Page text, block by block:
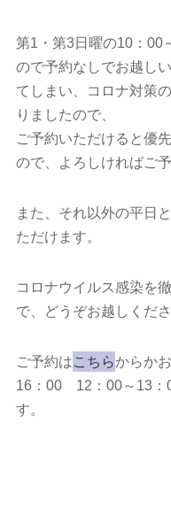
第1・第3日曜の10：00
ので予約なしでお越し
てしまい、コロナ対策
りましたので、
ご予約いただけると優
ので、よろしければご
また、それ以外の平日
ただけます。
コロナウイルス感染を
で、どうぞお越しくださ
ご予約はこちらからか
16：00 12：00～13：
す。